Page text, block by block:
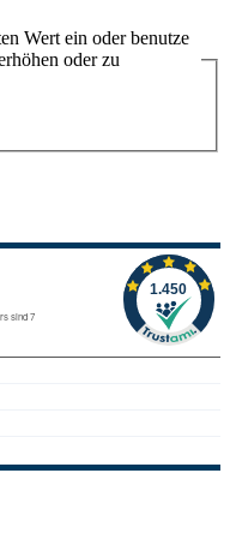
Wert ein oder benutze
oder zu